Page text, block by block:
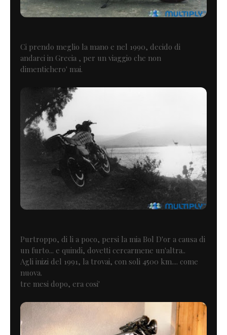
Ci prendo meglio la mano e nel 1990, decido di
andarci in Grecia , per un viaggio che non
dimentichero' mai.
Purtroppo, di li a poco, persi la mia Bol D'or a causa di
un furto... e quindi, dovetti cercarmene un'altra..
Agli inizi del 1991, la trovai, con soli 4500 km.... come
nuova.
tre mesi dopo, era cosi'